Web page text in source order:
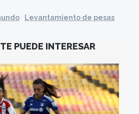
Levantamiento de pesas
PUEDE INTERESAR